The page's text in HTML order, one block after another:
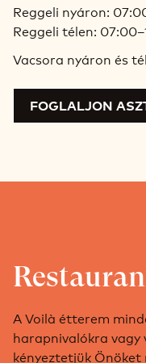
Reggeli nyáron:
Reggeli télen:
Vacsora nyáron és
FOGLALJON
A Voilà étterem
harapnivalókra
kényeztetjük Önöket